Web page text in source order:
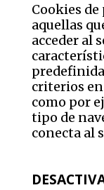
Cookies
aquellas
acceder al
criterios
como por
tipo de
conecta al